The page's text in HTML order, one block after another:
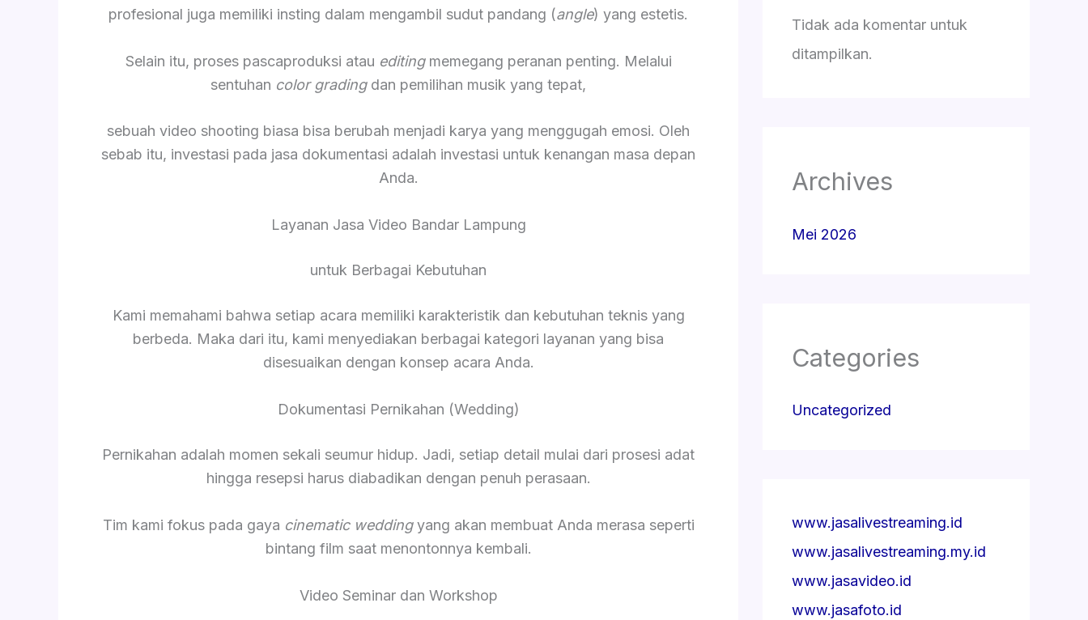
profesional juga memiliki insting dalam mengambil sudut pandang (angle) yang estetis.
Selain itu, proses pascaproduksi atau editingmemegang peranan penting. Melalui
sentuhan color gradingdan pemilihan musik yang tepat,
sebuah video shooting biasa bisa berubah menjadi karya yang menggugah emosi. Oleh
sebab itu, investasi pada jasa dokumentasi adalah investasi untuk kenangan masa depan
Anda.
Layanan Jasa Video Bandar Lampung
untuk Berbagai Kebutuhan
Kami memahami bahwa setiap acara memiliki karakteristik dan kebutuhan teknis yang
berbeda. Maka dari itu, kami menyediakan berbagai kategori layanan yang bisa
disesuaikan dengan konsep acara Anda.
Dokumentasi Pernikahan (Wedding)
Pernikahan adalah momen sekali seumur hidup. Jadi, setiap detail mulai dari prosesi adat
hingga resepsi harus diabadikan dengan penuh perasaan.
Tim kami fokus pada gaya cinematic weddingyang akan membuat Anda merasa seperti
bintang film saat menontonnya kembali.
Video Seminar dan Workshop
Tidak ada komentar untuk
ditampilkan.
Archives
Mei 2026
Categories
Uncategorized
www.jasalivestreaming.id
www.jasalivestreaming.my.id
www.jasavideo.id
www.jasafoto.id